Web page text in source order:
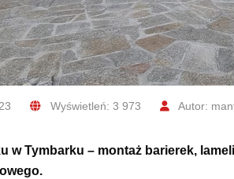
Wyświetleń: 3 973 Autor:
w Tymbarku – montaż barierek,